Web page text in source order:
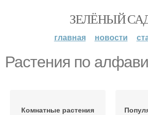
ЗЕЛЁНЫЙ
главная новости
Растения по
Комнатные растения